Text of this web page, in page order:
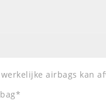
airbags kan